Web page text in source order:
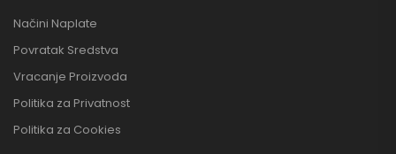
Načini Naplate
Povratak Sredstva
Vracanje Proizvoda
Politika za Privatnost
Politika za Cookies